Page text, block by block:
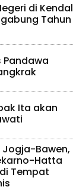
di Kendal
Tahun
Pandawa
Ita akan
Jogja-Bawen,
Hatta
Tempat